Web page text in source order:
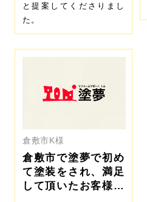
と提案してくださりまし
た。
倉敷市K様
倉敷市で塗夢で初め
て塗装をされ、満足
して頂いたお客様の